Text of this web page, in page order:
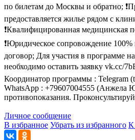
по билетам до Москвы и обратно;
предоставляется жилье рядом с
❗Квалифицированная медицинская
❗Юридическое сопровождение
договор; Для участия в программе
необходимо оставить заявку vk.cc/
Координатор программы : Telegram
WhatsApp : +79607004555 (Анжела
противопоказания.
Личное сообщение
В избранное Убрать из избранного К